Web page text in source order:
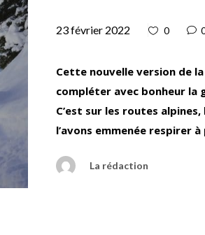
23 février 2022 0
Cette nouvelle version de
compléter avec bonheur la
C’est sur les routes
l’avons emmenée respirer
La rédaction